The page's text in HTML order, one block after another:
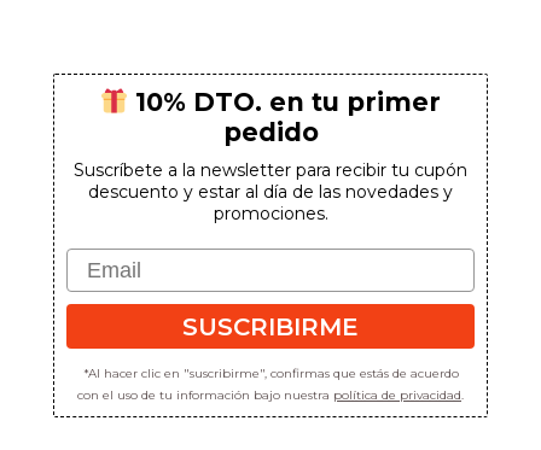
10% DTO. en tu primer
pedido
Suscríbete a la newsletter para recibir tu cupón
descuento y estar al día de las novedades y
promociones.
Email
SUSCRIBIRME
*Al hacer clic en "suscribirme", confirmas que estás de acuerdo
con el uso de tu información bajo nuestra política de privacidad.